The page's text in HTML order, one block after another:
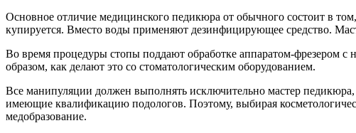
Основное отличие медицинского педикюра от обычного состоит в
купируется. Вместо воды применяют дезинфицирующее средство.
Во время процедуры стопы поддают обработке аппаратом-фрезером
образом, как делают это со стоматологическим оборудованием.
Все манипуляции должен выполнять исключительно мастер
имеющие квалификацию подологов. Поэтому, выбирая
медобразование.